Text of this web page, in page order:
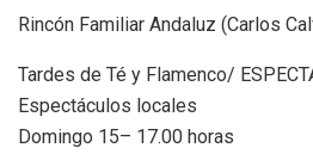
Rincón Familiar Andaluz (Carlos
Tardes de Té y Flamenco/
Espectáculos locales
Domingo 15– 17.00 horas